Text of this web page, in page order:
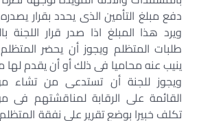
دفع مبلغ التأمين الذى يحدد بقرار
ويرد هذا المبلغ اذا صدر قرار
طلبات المتظلم ويجوز أن يحضر
ينيب عنه محاميا فى ذلك أو أن يقدم
ويجوز للجنة أن تستدعى من
القائمة على الرقابة لمناقشتهم فى
تكلف خبيرا بوضع تقرير على نفقة